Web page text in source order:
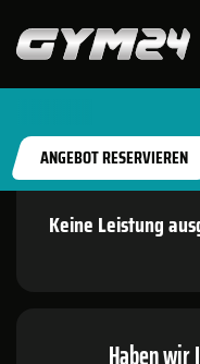
ANGEBOT RESERVIEREN
Keine Leistung